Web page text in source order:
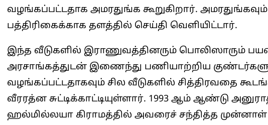
வழங்கப்பட்டதாக அமரதுங்க கூறுகிறார்.
பத்திரிகைக்காக தளத்தில் செய்தி வெளியிட்டார்.
இந்த வீடுகளில் இராணுவத்தினரும் பொலிஸாரும்
அரசாங்கத்துடன் இணைந்து பணியாற்றிய
வழங்கப்பட்டதாகவும் சில வீடுகளில் சித்திரவதை
வீரரத்ன சுட்டிக்காட்டியுள்ளார். 1993 ஆம் ஆண்டு
ஹல்மில்லயா கிராமத்தில் அவரைச் சந்தித்த முன்னாள்